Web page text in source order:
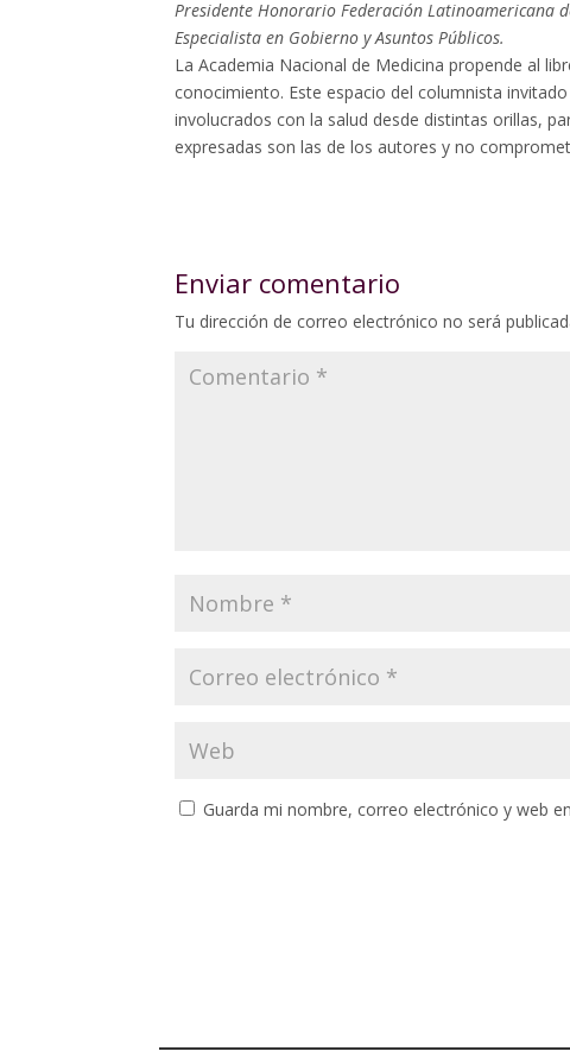
Presidente Honorario Federación Latinoamericana
Especialista en Gobierno y Asuntos Públicos.
La Academia Nacional de Medicina propende al
conocimiento. Este espacio del columnista
involucrados con la salud desde distintas orillas,
expresadas son las de los autores y no
Enviar comentario
Tu dirección de correo electrónico no será
Guarda mi nombre, correo electrónico y web